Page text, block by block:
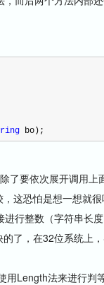
bo);
要依次展开调用上
这恐怕是想一想就很
行整数（字符串长
了，在32位系统上
Length法来进行判